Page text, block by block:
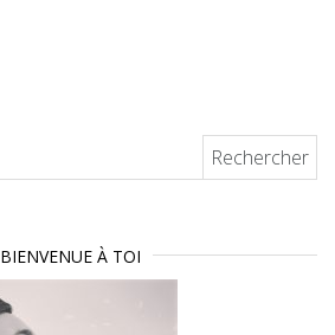
BIENVENUE À TOI